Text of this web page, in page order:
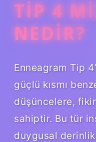
TIP 4
NEDIR?
Enneagram Tip
güçlü kısmı
düşüncelere,
sahiptir. Bu tür
duygusal